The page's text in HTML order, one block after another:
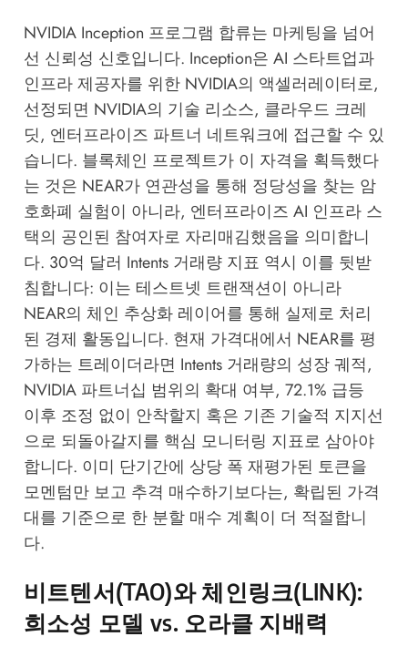
NVIDIA Inception 프로그램 합류는 마케팅을 넘어
선 신뢰성 신호입니다. Inception은 AI 스타트업과
인프라 제공자를 위한 NVIDIA의 액셀러레이터로,
선정되면 NVIDIA의 기술 리소스, 클라우드 크레
딧, 엔터프라이즈 파트너 네트워크에 접근할 수 있
습니다. 블록체인 프로젝트가 이 자격을 획득했다
는 것은 NEAR가 연관성을 통해 정당성을 찾는 암
호화폐 실험이 아니라, 엔터프라이즈 AI 인프라 스
택의 공인된 참여자로 자리매김했음을 의미합니
다. 30억 달러 Intents 거래량 지표 역시 이를 뒷받
침합니다: 이는 테스트넷 트랜잭션이 아니라
NEAR의 체인 추상화 레이어를 통해 실제로 처리
된 경제 활동입니다. 현재 가격대에서 NEAR를 평
가하는 트레이더라면 Intents 거래량의 성장 궤적,
NVIDIA 파트너십 범위의 확대 여부, 72.1% 급등
이후 조정 없이 안착할지 혹은 기존 기술적 지지선
으로 되돌아갈지를 핵심 모니터링 지표로 삼아야
합니다. 이미 단기간에 상당 폭 재평가된 토큰을
모멘텀만 보고 추격 매수하기보다는, 확립된 가격
대를 기준으로 한 분할 매수 계획이 더 적절합니
다.
비트텐서(TAO)와 체인링크(LINK):
희소성 모델 vs. 오라클 지배력